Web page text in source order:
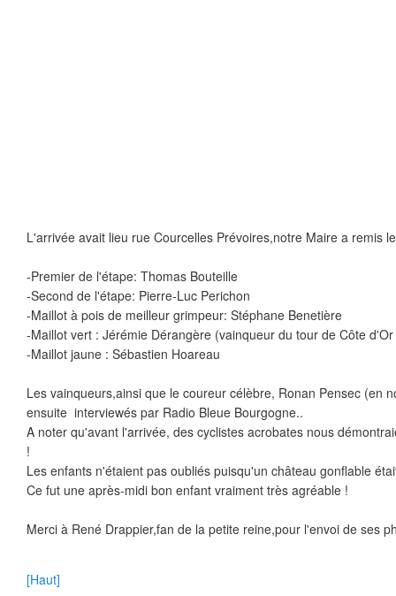
L'arrivée avait lieu rue Courcelles Prévoires,notre Maire a remis
-Premier de l'étape: Thomas Bouteille
-Second de l'étape: Pierre-Luc Perichon
-Maillot à pois de meilleur grimpeur: Stéphane Benetière
-Maillot vert : Jérémie Dérangère (vainqueur du tour de Côte
-Maillot jaune : Sébastien Hoareau
Les vainqueurs,ainsi que le coureur célèbre, Ronan Pensec (en
ensuite interviewés par Radio Bleue Bourgogne..
A noter qu'avant l'arrivée, des cyclistes acrobates nous
!
Les enfants n'étaient pas oubliés puisqu'un château gonflable
Ce fut une après-midi bon enfant vraiment très agréable !
Merci à René Drappier,fan de la petite reine,pour l'envoi de ses
[Haut]